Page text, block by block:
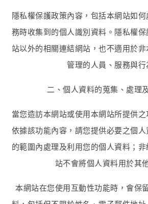
隱私權保護政策內容，包括本網站如
務時收集到的個人識別資料。隱私權
站以外的相關連結網站，也不適用於
管理的人員、服務與行
二、個人資料的蒐集、處理
當您造訪本網站或使用本網站所提供
依據該功能內容，請您提供必要之個人
的範圍內處理及利用您的個人資料；
站不會將個人資料用於其
本網站在您使用互動性功能時，會保